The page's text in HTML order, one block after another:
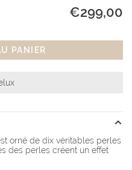
€299,00
PANIER
orné de dix véritables perles
des perles créent un effet